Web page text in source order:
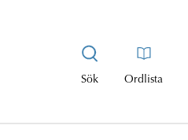
Sök Ordlista